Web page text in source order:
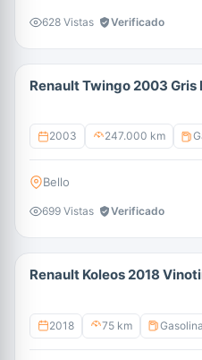
628 Vistas Verificado
Renault Twingo 2003 Gris
2003 247.000 km
Bello
699 Vistas Verificado
Renault Koleos 2018
2018 75 km Gasolina